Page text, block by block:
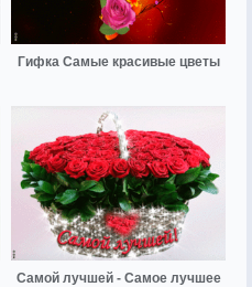
Гифка Самые красивые цветы
Самой лучшей - Самое лучшее